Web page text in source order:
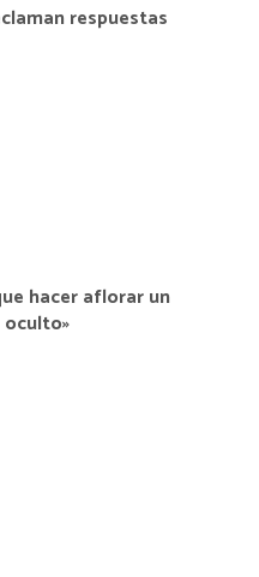
respuestas
hacer aflorar un